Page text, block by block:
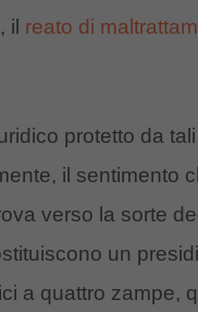
il reato di
protetto da
il sentimento
verso la sorte
un
a quattro zampe,